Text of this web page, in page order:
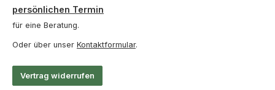
persönlichen Termin
für eine Beratung.
Oder über unser Kontaktformular.
Vertrag widerrufen